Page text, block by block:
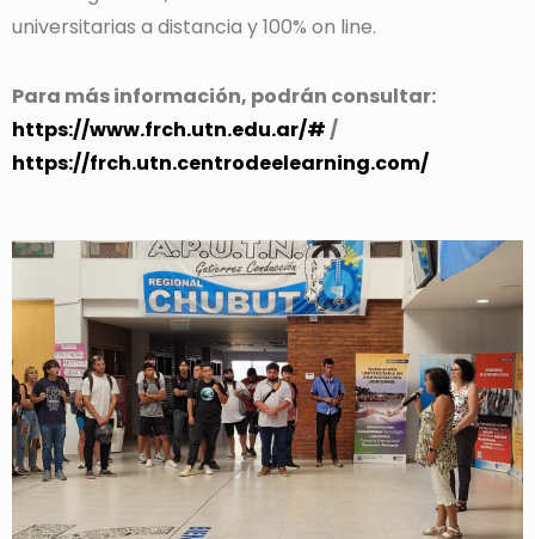
universitarias a distancia y 100% on line.
Para más información, podrán consultar:
https://www.frch.utn.edu.ar/#/
https://frch.utn.centrodeelearning.com/